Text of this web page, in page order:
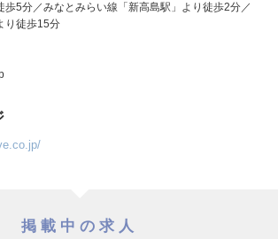
歩5分／みなとみらい線「新高島駅」より徒歩2分／
り徒歩15分
掲載中の求人